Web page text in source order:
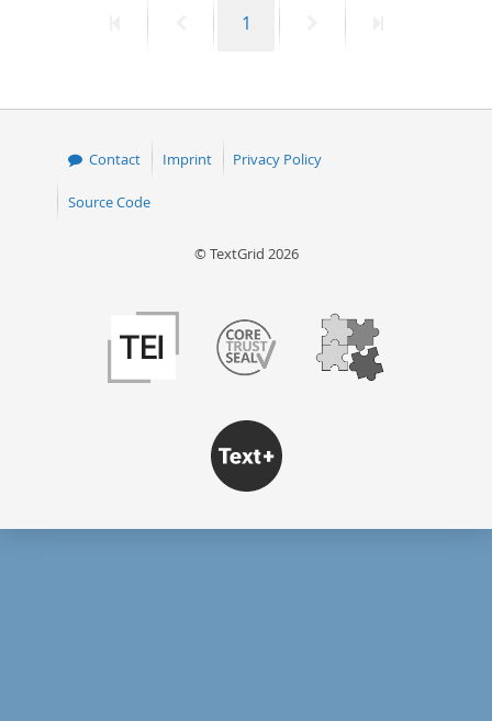
PreviousPage
1
Contact Imprint Privacy Policy
Source Code
© TextGrid 2026